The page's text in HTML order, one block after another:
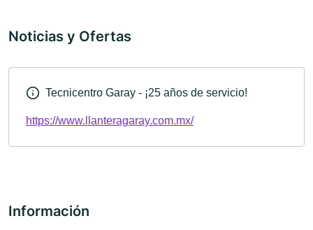
Noticias y Ofertas
Tecnicentro Garay - ¡25 años de servicio!
https://www.llanteragaray.com.mx/
Información